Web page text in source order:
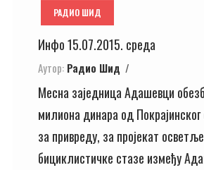
РАДИО ШИД
Инфо 15.07.2015. среда
Аутор: Радио Шид
Месна заједница Адашевци
милиона динара од Покрајинског
за привреду, за пројекат
бициклистичке стазе између